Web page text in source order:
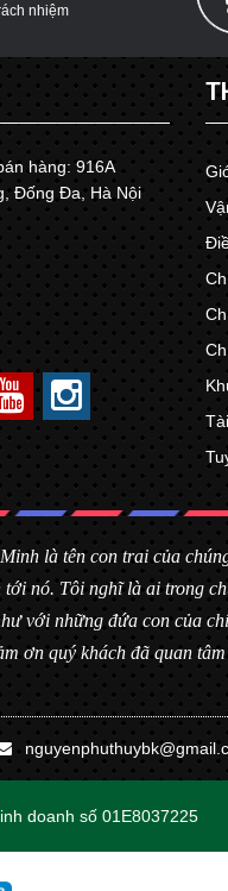
nhiệm
hàng: 916A
Đống Đa, Hà Nội
là tên con trai của
tới nó. Tôi nghĩ là ai trong
với những đứa con của
ơn quý khách đã quan
doanh số 01E8037225